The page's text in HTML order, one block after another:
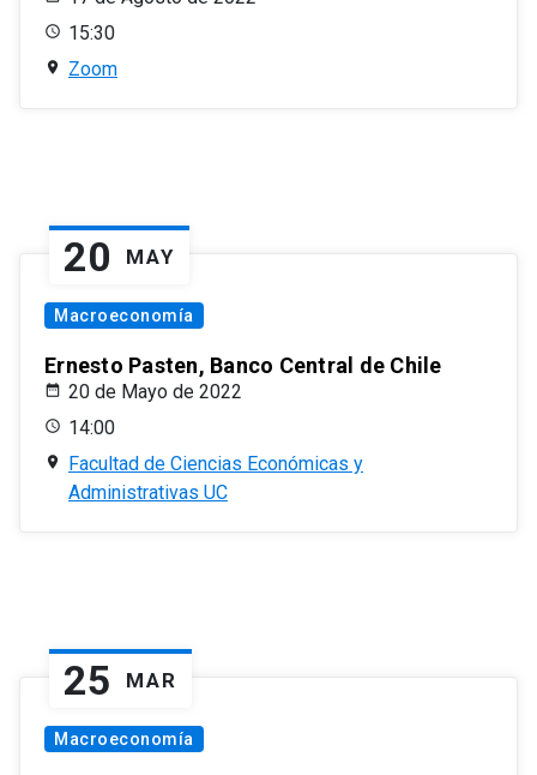
15:30
Zoom
20 MAY
Macroeconomía
Ernesto Pasten, Banco Central de Chile
20 de Mayo de 2022
14:00
Facultad de Ciencias Económicas y
Administrativas UC
25 MAR
Macroeconomía